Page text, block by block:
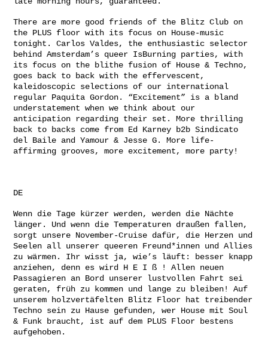
There are more good friends of the Blitz Club on
the PLUS floor with its focus on House-music
tonight. Carlos Valdes, the enthusiastic selector
behind Amsterdam’s queer IsBurning parties, with
its focus on the blithe fusion of House & Techno,
goes back to back with the effervescent,
kaleidoscopic selections of our international
regular Paquita Gordon. “Excitement” is a bland
understatement when we think about our
anticipation regarding their set. More thrilling
back to backs come from Ed Karney b2b Sindicato
del Baile and Yamour & Jesse G. More life-
affirming grooves, more excitement, more party!
DE
Wenn die Tage kürzer werden, werden die Nächte
länger. Und wenn die Temperaturen draußen fallen,
sorgt unsere November-Cruise dafür, die Herzen und
Seelen all unserer queeren Freund*innen und Allies
zu wärmen. Ihr wisst ja, wie’s läuft: besser knapp
anziehen, denn es wird H E I ß ! Allen neuen
Passagieren an Bord unserer lustvollen Fahrt sei
geraten, früh zu kommen und lange zu bleiben! Auf
unserem holzvertäfelten Blitz Floor hat treibender
Techno sein zu Hause gefunden, wer House mit Soul
& Funk braucht, ist auf dem PLUS Floor bestens
aufgehoben.